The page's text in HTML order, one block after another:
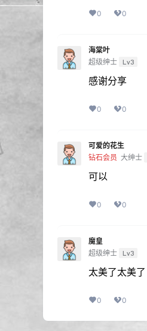
0 0
海棠叶
超级绅士 Lv3
感谢分享
0 0
可爱的花生
钻石会员 大绅士
可以
0 0
魔皇
超级绅士 Lv3
太美了太美了
0 0